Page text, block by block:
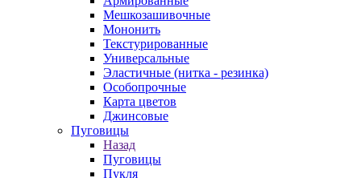
Мешкозашивочные
Мононить
Текстурированные
Универсальные
Эластичные (нитка - резинка)
Особопрочные
Карта цветов
Джинсовые
Пуговицы
Назад
Пуговицы
Пукля